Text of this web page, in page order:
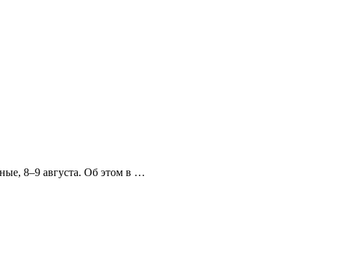
8–9 августа. Об этом в …